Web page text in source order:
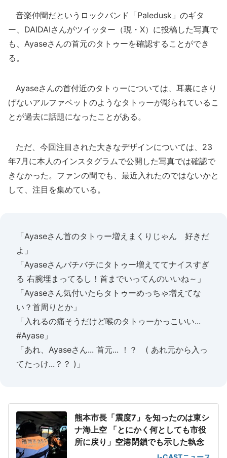
音楽仲間だというロックバンド「Paledusk」のギタ
ー、DAIDAIさんがツイッター（現・X）に投稿した写真で
も、Ayaseさんの首元のタトゥーを確認することができ
る。
Ayaseさんの首付近のタトゥーについては、耳裏にさり
げないアルファベットのようなタトゥーが彫られているこ
とが過去に話題になったことがある。
ただ、今回注目された大きなデザインについては、23
年7月に本人のインスタグラムで公開した写真では確認で
きなかった。ファンの間でも、最近入れたのではないかと
して、注目を集めている。
「Ayaseさん首のタトゥー増えまくりじゃん 好きだ
よ」
「Ayaseさんバチバチにタトゥー増えててナイスすぎ
る 右腕埋まってるし！首までいってんのいいね～」
「Ayaseさん気付いたらタトゥーめっちゃ増えてな
い？首周りとか」
「入れるの痛そうだけど喉のタトゥーかっこいい...
#Ayase」
「あれ、Ayaseさん... 首元... ！？ ( あれ元から入っ
てたっけ...？？ )」
熊本市長「震度7」を知ったのは東シ
ナ海上空 「とにかく何としても市役
所に戻り」空港閉鎖でも示した執念